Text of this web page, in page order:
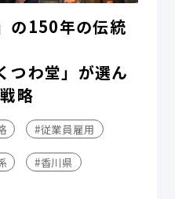
の150年の伝統
つわ堂」が選ん
略
#従業員雇用
#香川県